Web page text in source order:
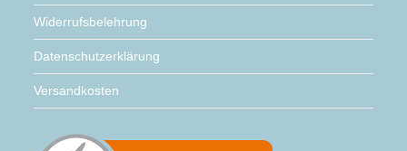
Widerrufsbelehrung
Datenschutzerklärung
Versandkosten